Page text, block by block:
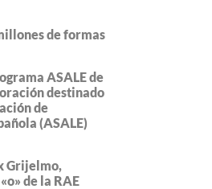
de formas
ASALE de
destinado
de
(ASALE)
Grijelmo,
de la RAE